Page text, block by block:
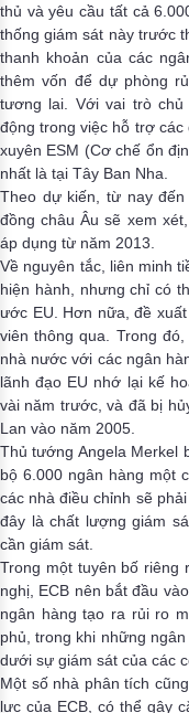
thủ và yêu cầu tất cả
thống giám sát này trước
thanh khoản của các
thêm vốn để dự phòng
tương lai. Với vai trò chủ
động trong việc hỗ trợ
xuyên ESM (Cơ chế ổn
nhất là tại Tây Ban Nha.
Theo dự kiến, từ nay
đồng châu Âu sẽ xem
áp dụng từ năm 2013.
Về nguyên tắc, liên minh
hiện hành, nhưng chỉ có
ước EU. Hơn nữa, đề
viên thông qua. Trong
nhà nước với các ngân
lãnh đạo EU nhớ lại kế
vài năm trước, và đã bị
Lan vào năm 2005.
Thủ tướng Angela Merkel
bộ 6.000 ngân hàng một
các nhà điều chỉnh sẽ
đây là chất lượng giám
cần giám sát.
Trong một tuyên bố
nghị, ECB nên bắt đầu
ngân hàng tạo ra rủi ro
phủ, trong khi những
dưới sự giám sát của các
Một số nhà phân tích
lực của ECB, có thể gây